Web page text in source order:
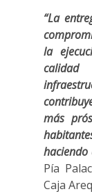
“La
la
más
haciendo
Pía
Caja